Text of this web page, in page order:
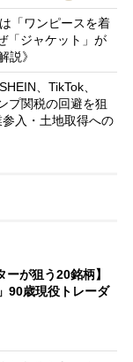
「ワンピースを着
「ジャケット」が
説》
、TikTok、
プ関税の回避を狙
入・土地取得への
ーが狙う20銘柄】
90歳現役トレーダ